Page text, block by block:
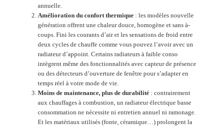
annuelle.
Amélioration du confort thermique : les modèles nouvelle
génération offrent une chaleur douce, homogène et sans à-
coups. Fini les courants d’air et les sensations de froid entre
deux cycles de chauffe comme vous pouvez l’avoir avec un
radiateur d’appoint. Certains radiateurs à faible conso
intègrent même des fonctionnalités avec capteur de présence
ou des détecteurs d’ouverture de fenêtre pour s’adapter en
temps réel à votre mode de vie.
Moins de maintenance, plus de durabilité : contrairement
aux chauffages à combustion, un radiateur électrique basse
consommation ne nécessite ni entretien annuel ni ramonage.
Et les matériaux utilisés (fonte, céramique…) prolongent la